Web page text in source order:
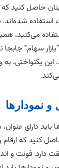
حاصل
شده‌اند.
می‌کنید،
سهام” جابجا
یکنواختی،
باید دارای
کنید که
دارد. فونت و